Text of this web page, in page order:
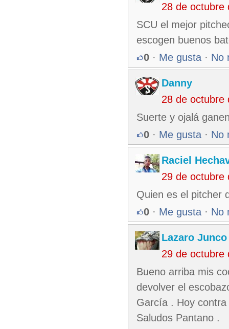
28 de octubre
SCU el mejor
escogen buenos
0 · Me gusta · No
Danny
28 de octubre
Suerte y ojalá
0 · Me gusta · No
Raciel
29 de octubre
Quien es el pitcher
0 · Me gusta · No
Lazaro Junco
29 de octubre
Bueno arriba mis
devolver el
García . Hoy
Saludos Pantano .